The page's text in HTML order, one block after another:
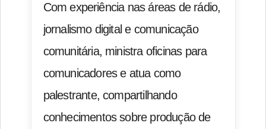
Com experiência nas áreas de rádio,
jornalismo digital e comunicação
comunitária, ministra oficinas para
comunicadores e atua como
palestrante, compartilhando
conhecimentos sobre produção de